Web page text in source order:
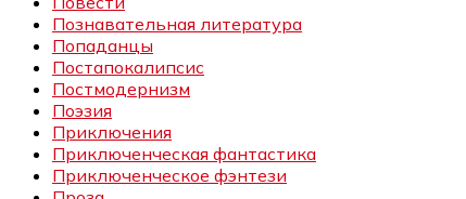
Познавательная литература
Попаданцы
Постапокалипсис
Постмодернизм
Поэзия
Приключения
Приключенческая фантастика
Приключенческое фэнтези